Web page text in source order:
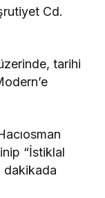
Cd.
tarihi
“İstiklal
dakikada